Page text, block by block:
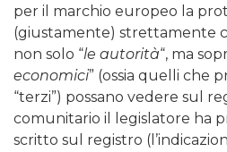
per il marchio europeo la
(giustamente) strettamente
non solo “le autorità“, ma
economici” (ossia quelli che
“terzi”) possano vedere sul
comunitario il legislatore ha
scritto sul registro